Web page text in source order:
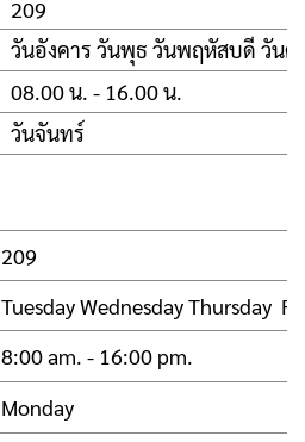
209
วันอังคาร วันพุธ วันพฤหัสบดี วันศุ
08.00 น. - 16.00 น.
วันจันทร์
209
Tuesday Wednesday Thursday
8:00 am. - 16:00 pm.
Monday